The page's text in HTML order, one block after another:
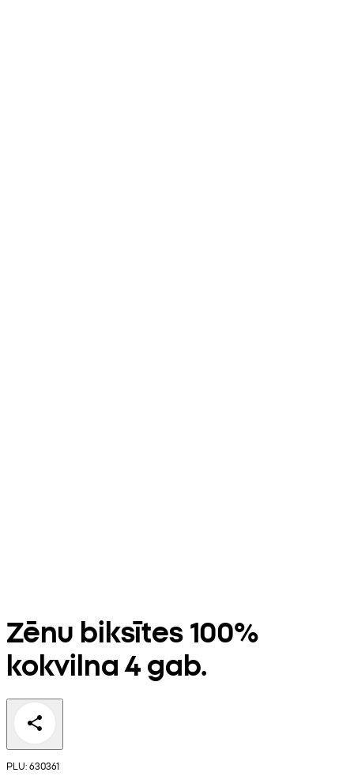
Zēnu biksītes 100%
kokvilna 4 gab.
PLU: 630361